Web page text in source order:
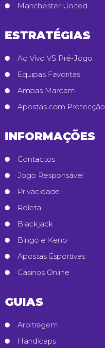
Manchester United
ESTRATÉGIAS
Ao Vivo VS Pré-Jogo
Equipas Favoritas
Ambas Marcam
Apostas com Protecção
INFORMAÇÕES
Contactos
Jogo Responsável
Privacidade
Roleta
Blackjack
Bingo e Keno
Apostas Esportivas
Casinos Online
GUIAS
Arbitragem
Handicaps